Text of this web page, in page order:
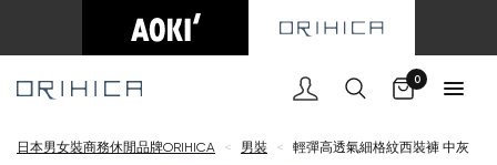
0
日本男女裝商務休閒品牌ORIHICA < 男裝 < 輕彈高透氣細格紋西裝褲 中灰
購物車